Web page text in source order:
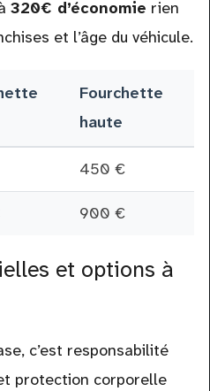
320€ d’économie rien
et l’âge du véhicule.
Fourchette
haute
450 €
900 €
et options à
c’est responsabilité
protection corporelle